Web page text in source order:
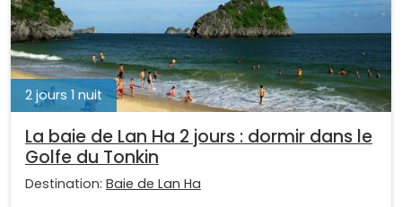
2 jours 1 nuit
La baie de Lan Ha 2 jours : dormir dans le
Golfe du Tonkin
Destination: Baie de Lan Ha